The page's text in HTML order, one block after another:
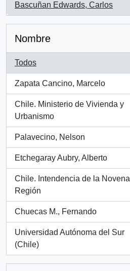
Bascuñan Edwards, Carlos
, 2 resultados
Nombre
Todos
Zapata Cancino, Marcelo
, 1 resultados
Chile. Ministerio de Vivienda y
Urbanismo
, 1 resultados
Palavecino, Nelson
, 1 resultados
Etchegaray Aubry, Alberto
, 1 resultados
Chile. Intendencia de la Novena
Región
, 1 resultados
Chuecas M., Fernando
, 1 resultados
Universidad Autónoma del Sur
(Chile)
, 1 resultados